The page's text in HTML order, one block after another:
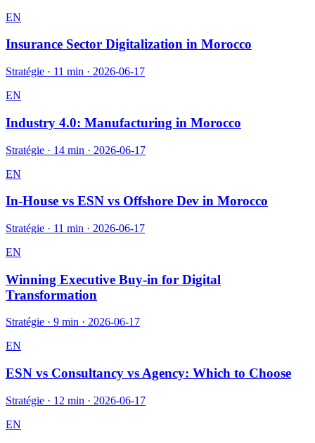
EN
Insurance Sector Digitalization in Morocco
Stratégie · 11 min · 2026-06-17
EN
Industry 4.0: Manufacturing in Morocco
Stratégie · 14 min · 2026-06-17
EN
In-House vs ESN vs Offshore Dev in Morocco
Stratégie · 11 min · 2026-06-17
EN
Winning Executive Buy-in for Digital
Transformation
Stratégie · 9 min · 2026-06-17
EN
ESN vs Consultancy vs Agency: Which to Choose
Stratégie · 12 min · 2026-06-17
EN